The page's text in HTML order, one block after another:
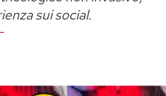
sui social.